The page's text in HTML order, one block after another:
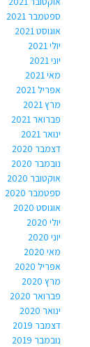
ספטמבר 2021
אוגוסט 2021
יולי 2021
יוני 2021
מאי 2021
אפריל 2021
מרץ 2021
פברואר 2021
ינואר 2021
דצמבר 2020
נובמבר 2020
אוקטובר 2020
ספטמבר 2020
אוגוסט 2020
יולי 2020
יוני 2020
מאי 2020
אפריל 2020
מרץ 2020
פברואר 2020
ינואר 2020
דצמבר 2019
נובמבר 2019